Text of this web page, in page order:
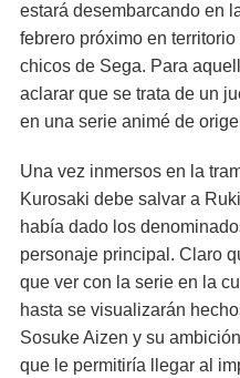
estará desembarcando en
febrero próximo en
chicos de Sega. Para
aclarar que se trata de un
en una serie animé de
Una vez inmersos en la
Kurosaki debe salvar a
había dado los
personaje principal. Claro
que ver con la serie en la
hasta se visualizarán
Sosuke Aizen y su
que le permitiría llegar al